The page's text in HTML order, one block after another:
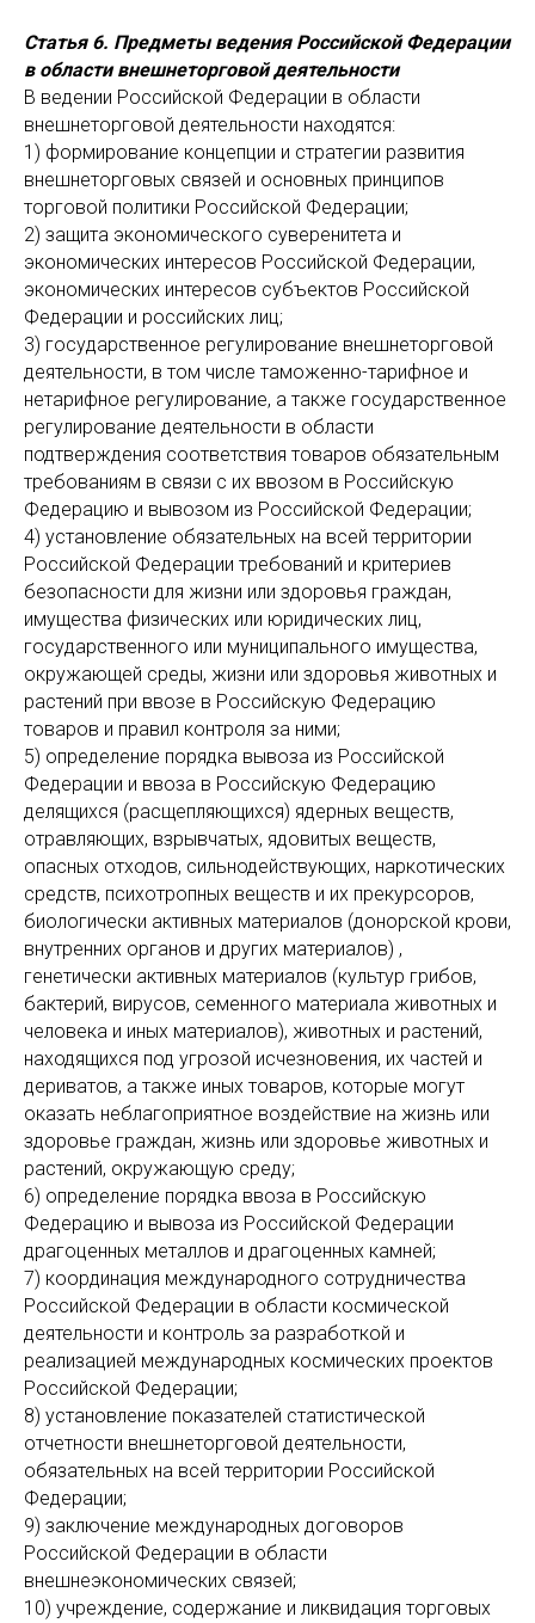
Статья 6. Предметы ведения Российской Федерации
в области внешнеторговой деятельности
В ведении Российской Федерации в области
внешнеторговой деятельности находятся:
1) формирование концепции и стратегии развития
внешнеторговых связей и основных принципов
торговой политики Российской Федерации;
2) защита экономического суверенитета и
экономических интересов Российской Федерации,
экономических интересов субъектов Российской
Федерации и российских лиц;
3) государственное регулирование внешнеторговой
деятельности, в том числе таможенно-тарифное и
нетарифное регулирование, а также государственное
регулирование деятельности в области
подтверждения соответствия товаров обязательным
требованиям в связи с их ввозом в Российскую
Федерацию и вывозом из Российской Федерации;
4) установление обязательных на всей территории
Российской Федерации требований и критериев
безопасности для жизни или здоровья граждан,
имущества физических или юридических лиц,
государственного или муниципального имущества,
окружающей среды, жизни или здоровья животных и
растений при ввозе в Российскую Федерацию
товаров и правил контроля за ними;
5) определение порядка вывоза из Российской
Федерации и ввоза в Российскую Федерацию
делящихся (расщепляющихся) ядерных веществ,
отравляющих, взрывчатых, ядовитых веществ,
опасных отходов, сильнодействующих, наркотических
средств, психотропных веществ и их прекурсоров,
биологически активных материалов (донорской крови,
внутренних органов и других материалов) ,
генетически активных материалов (культур грибов,
бактерий, вирусов, семенного материала животных и
человека и иных материалов), животных и растений,
находящихся под угрозой исчезновения, их частей и
дериватов, а также иных товаров, которые могут
оказать неблагоприятное воздействие на жизнь или
здоровье граждан, жизнь или здоровье животных и
растений, окружающую среду;
6) определение порядка ввоза в Российскую
Федерацию и вывоза из Российской Федерации
драгоценных металлов и драгоценных камней;
7) координация международного сотрудничества
Российской Федерации в области космической
деятельности и контроль за разработкой и
реализацией международных космических проектов
Российской Федерации;
8) установление показателей статистической
отчетности внешнеторговой деятельности,
обязательных на всей территории Российской
Федерации;
9) заключение международных договоров
Российской Федерации в области
внешнеэкономических связей;
10) учреждение, содержание и ликвидация торговых